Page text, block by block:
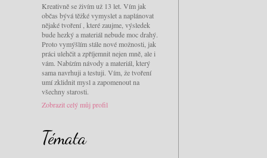
Kreativně se živím už 13 let. Vím jak
občas bývá těžké vymyslet a naplánovat
nějaké tvoření , které zaujme, výsledek
bude hezký a materiál nebude moc drahý.
Proto vymýšlím stále nové možnosti, jak
práci ulehčit a zpříjemnit nejen mně, ale i
vám. Nabízím návody a materiál, který
sama navrhuji a testuji. Vím, že tvoření
umí zklidnit mysl a zapomenout na
všechny starosti.
Zobrazit celý můj profil
Témata